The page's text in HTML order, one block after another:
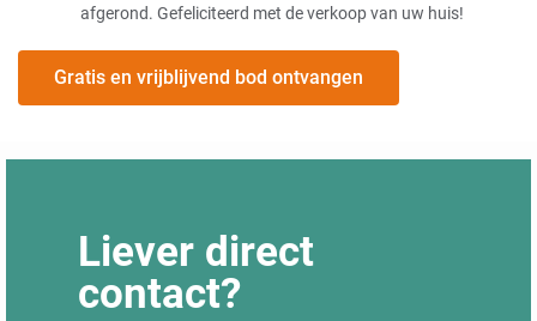
afgerond. Gefeliciteerd met de verkoop van uw huis!
Gratis en vrijblijvend bod ontvangen
Liever direct
contact?